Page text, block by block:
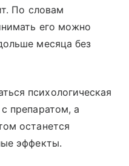
По словам
его можно
месяца без
психологическая
препаратом, а
останется
эффекты.